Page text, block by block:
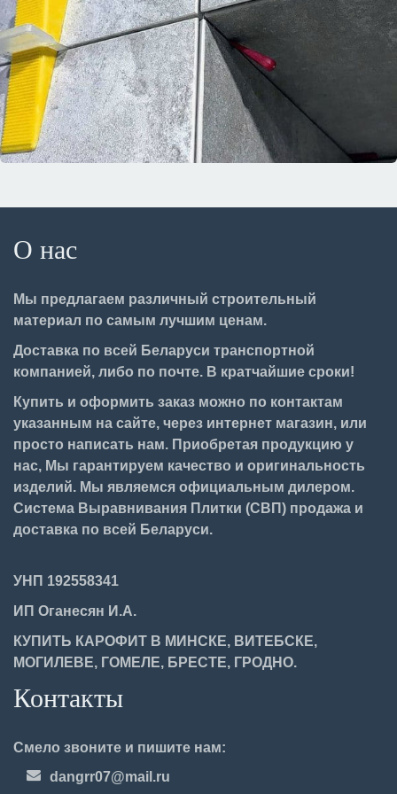
О нас
Мы предлагаем различный строительный
материал по самым лучшим ценам.
Доставка по всей Беларуси транспортной
компанией, либо по почте. В кратчайшие сроки!
Купить и оформить заказ можно по контактам
указанным на сайте, через интернет магазин, или
просто написать нам. Приобретая продукцию у
нас, Мы гарантируем качество и оригинальность
изделий. Мы являемся официальным дилером.
Система Выравнивания Плитки (СВП) продажа и
доставка по всей Беларуси.
УНП 192558341
ИП Оганесян И.А.
КУПИТЬ КАРОФИТ В МИНСКЕ, ВИТЕБСКЕ,
МОГИЛЕВЕ, ГОМЕЛЕ, БРЕСТЕ, ГРОДНО.
Контакты
Смело звоните и пишите нам:
dangrr07@mail.ru